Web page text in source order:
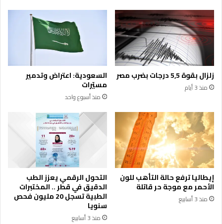
زلزال بقوة 5,5 درجات بضرب مصر
منذ 3 أيام
السعودية: اعتراض وتدمير
مسيّرات
منذ أسبوع واحد
إيطاليا ترفع حالة التأهب للون
الأحمر مع موجة حر قاتلة
منذ 3 أسابيع
التحول الرقمي يعزز الطب
الدقيق في قطر .. المختبرات
الطبية تسجل 20 مليون فحص
سنويا
منذ 3 أسابيع